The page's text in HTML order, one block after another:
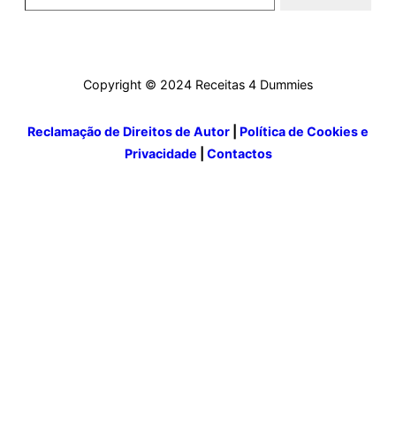
Copyright © 2024 Receitas 4 Dummies
Reclamação de Direitos de Autor
Política de Cookies e
Privacidade
Contactos